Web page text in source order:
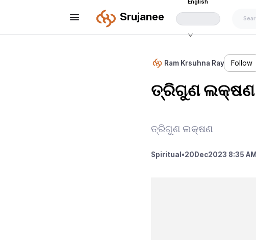
Srujanee
English
Ram Krsuhna Ray Follow
ତ୍ରିଗୁଣ ଲକ୍ଷଣ
ତ୍ରିଗୁଣ ଲକ୍ଷଣ
Spiritual •20 Dec2023 8:35 AM